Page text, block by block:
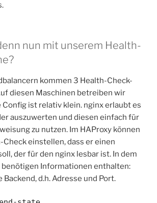
nun mit unserem Health-
kommen 3 Health-Check-
diesen Maschinen betreiben wir
Config ist relativ klein. nginx erlaubt es
auszuwerten und diesen einfach für
zu nutzen. Im HAProxy können
einstellen, dass er einen
der für den nginx lesbar ist. In dem
benötigen Informationen enthalten:
d.h. Adresse und Port.